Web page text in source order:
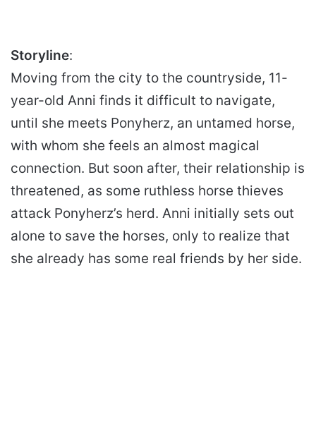
Storyline:
Moving from the city to the countryside, 11-
year-old Anni finds it difficult to navigate,
until she meets Ponyherz, an untamed horse,
with whom she feels an almost magical
connection. But soon after, their relationship is
threatened, as some ruthless horse thieves
attack Ponyherz’s herd. Anni initially sets out
alone to save the horses, only to realize that
she already has some real friends by her side.